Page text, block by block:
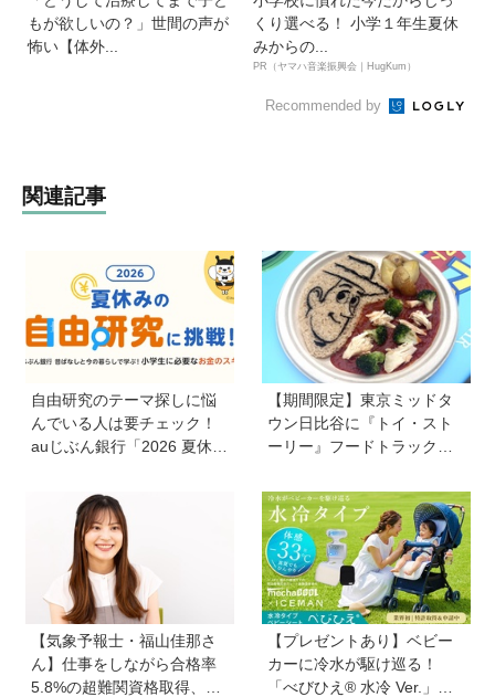
もが欲しいの？」世間の声が
怖い【体外...
くり選べる！ 小学１年生夏休
みからの...
PR（ヤマハ音楽振興会｜HugKum）
Recommended by
関連記事
自由研究のテーマ探しに悩
んでいる人は要チェック！
auじぶん銀行「2026 夏休み
用してお金のスキルを学ぼ
【期間限定】東京ミッドタ
ウン日比谷に『トイ・スト
ーリー』フードトラックが
ろをチェックしてきました
【気象予報士・福山佳那さ
ん】仕事をしながら合格率
5.8%の超難関資格取得、さ
【プレゼントあり】ベビー
カーに冷水が駆け巡る！
「べびひえ® 水冷 Ver.」で